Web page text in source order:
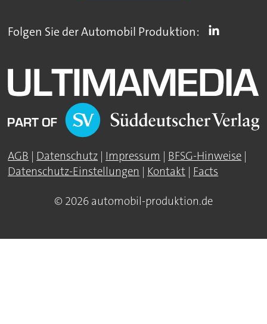
Folgen Sie der Automobil Produktion:
AGB | Datenschutz | Impressum | BFSG-Hinweise |
Datenschutz-Einstellungen | Kontakt | Facts
© 2026 automobil-produktion.de